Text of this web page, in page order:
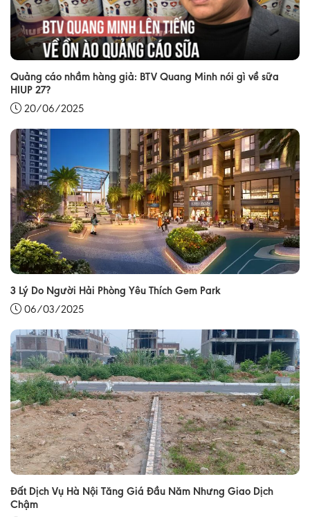
Quảng cáo nhầm hàng giả: BTV Quang Minh nói gì về sữa
HIUP 27?
20/06/2025
3 Lý Do Người Hải Phòng Yêu Thích Gem Park
06/03/2025
Đất Dịch Vụ Hà Nội Tăng Giá Đầu Năm Nhưng Giao Dịch
Chậm